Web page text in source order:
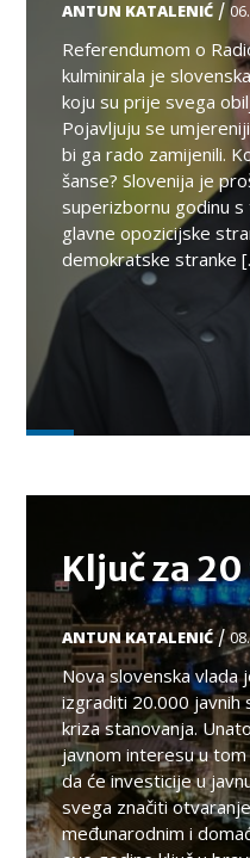
ANTUN KATALENIĆ /
Referendumom o
kulminirala je
koju su prije svega
Pojavljuju se
bi ga rado zamijenili.
šanse? Slovenija je
superizbornu godinu
glavne opozicijske
demokratske stranke
Ključ za
ANTUN KATALENIĆ/
Nova slovenska vlada
izgraditi 20.000 javnih
kriza stanovanja.
javnom interesu u
da će investicije u
svega značiti
međunarodnim i